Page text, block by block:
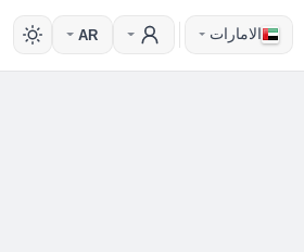
الامارات AR